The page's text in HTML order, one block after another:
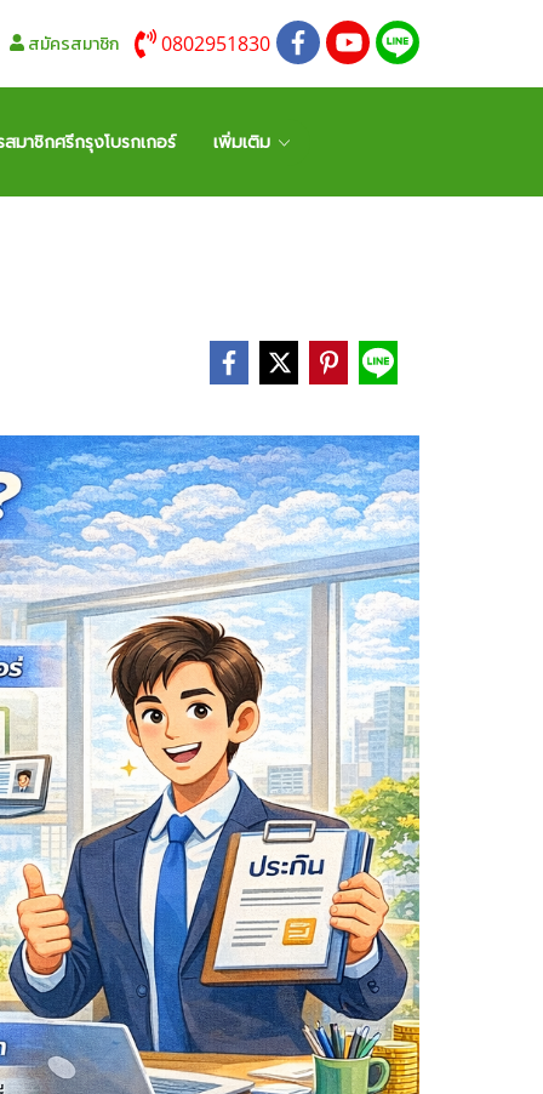
สมัครสมาชิก 0802951830
มาชิกศรีกรุงโบรกเกอร์ เพิ่มเติม